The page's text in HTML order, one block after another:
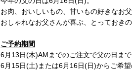
お肉、おいしいもの、甘いもの好きなお
おしゃれなお父さんが喜ぶ、とっておき
ご予約期間
6月13日(木)AMまでのご注文で父の日まで
6月15日(土)または6月16日(日)からご希望